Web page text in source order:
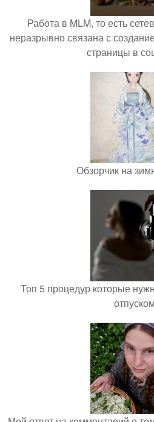
Работа в MLM, то есть
неразрывно связана с
страницы в
Обзорчик на
Топ 5 процедур которые